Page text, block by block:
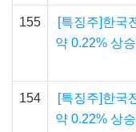
155
[특징주]한국
약 0.22% 상
154
[특징주]한국
약 0.22% 상